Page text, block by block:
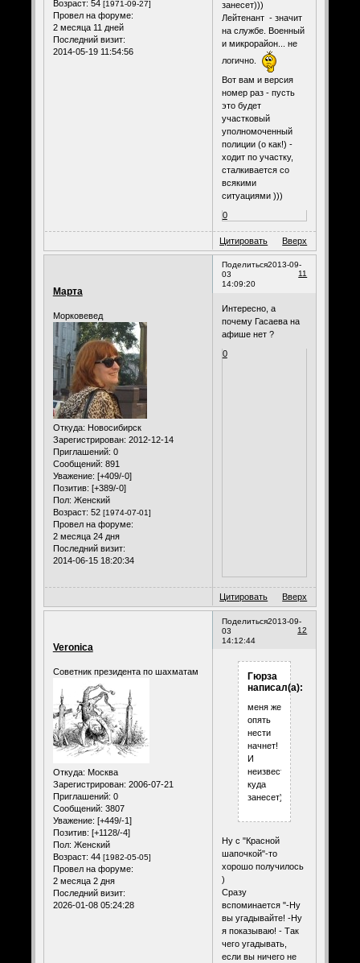
Возраст: 54 [1971-09-27]
Провел на форуме:
2 месяца 11 дней
Последний визит:
2014-05-19 11:54:56
занесет)))
Лейтенант - значит
на службе. Военный
и микрорайон... не
логично.
Вот вам и версия
номер раз - пусть
это будет
участковый
уполномоченный
полиции (о как!) -
ходит по участку,
сталкивается со
всякими
ситуациями )))
0
Цитировать Вверх
Поделиться
11
2013-09-
03
14:09:20
Марта
Морковевед
Откуда: Новосибирск
Зарегистрирован: 2012-12-14
Приглашений: 0
Сообщений: 891
Уважение: [+409/-0]
Позитив: [+389/-0]
Пол: Женский
Возраст: 52 [1974-07-01]
Провел на форуме:
2 месяца 24 дня
Последний визит:
2014-06-15 18:20:34
Интересно, а
почему Гасаева на
афише нет ?
0
Цитировать Вверх
Поделиться
12
2013-09-
03
14:12:44
Veronica
Советник президента по шахматам
Откуда: Москва
Зарегистрирован: 2006-07-21
Приглашений: 0
Сообщений: 3807
Уважение: [+449/-1]
Позитив: [+1128/-4]
Пол: Женский
Возраст: 44 [1982-05-05]
Провел на форуме:
2 месяца 2 дня
Последний визит:
2026-01-08 05:24:28
Гюрза
написал(а):
меня же
опять
нести
начнет!
И
неизвестно
куда
занесет)))
Ну с "Красной
шапочкой"-то
хорошо получилось
)
Сразу
вспоминается "-Ну
вы угадывайте! -Ну
я показываю! - Так
чего угадывать,
если вы ничего не